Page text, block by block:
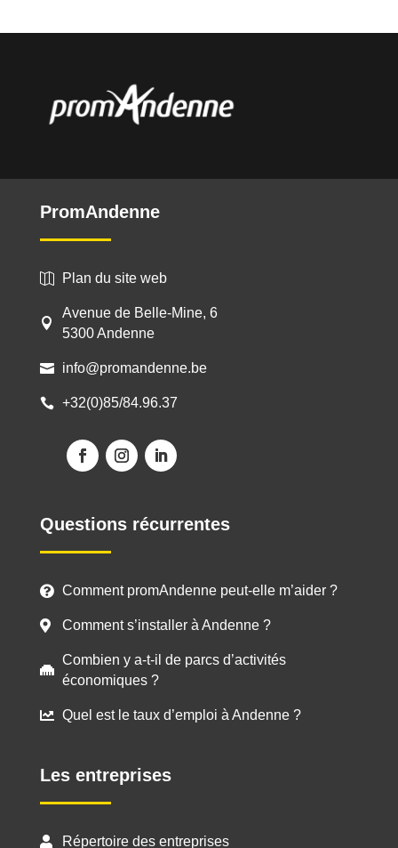
a
PromAndenne
 Plan du site web

Avenue de Belle-Mine, 6
5300 Andenne
 info@promandenne.be
 +32(0)85/84.96.37
Questions récurrentes
 Comment promAndenne peut-elle m’aider ?
 Comment s’installer à Andenne ?

Combien y a-t-il de parcs d’activités
économiques ?
 Quel est le taux d’emploi à Andenne ?
Les entreprises
 Répertoire des entreprises